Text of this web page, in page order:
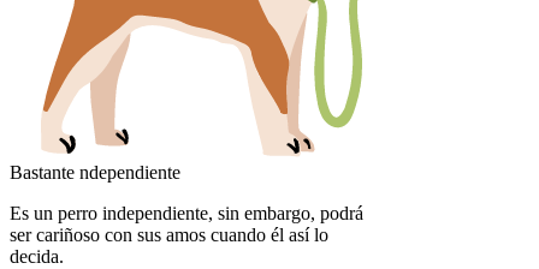
Bastante ndependiente
Es un perro independiente, sin embargo, podrá
ser cariñoso con sus amos cuando él así lo
decida.